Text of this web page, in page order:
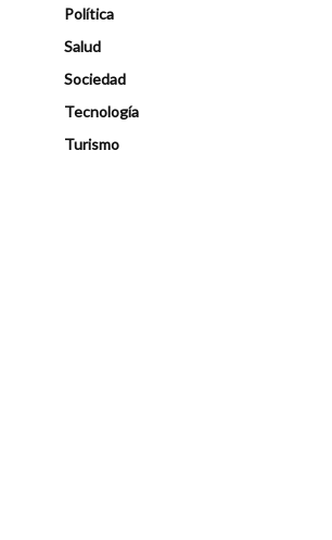
Política
Salud
Sociedad
Tecnología
Turismo